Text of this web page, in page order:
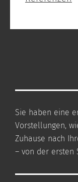
Sie haben eine
Vorstellungen,
Zuhause nach
– von der ersten